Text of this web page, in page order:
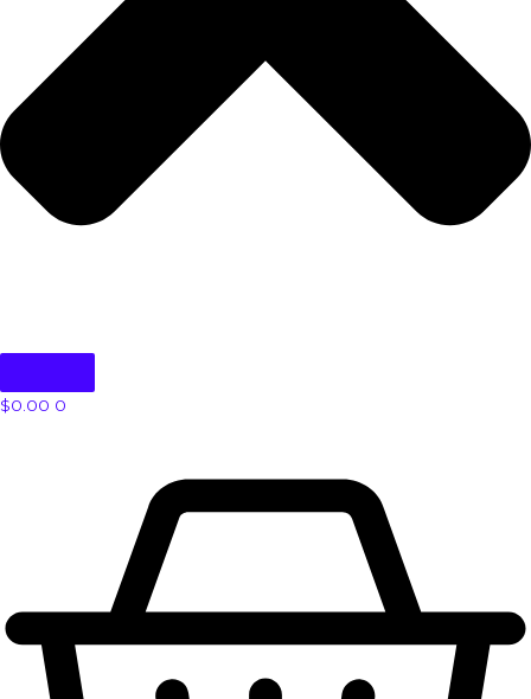
$0.00 0